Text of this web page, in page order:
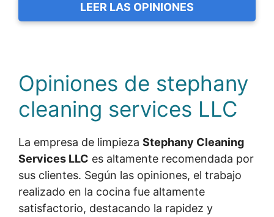
LEER LAS OPINIONES
Opiniones de stephany
cleaning services LLC
La empresa de limpieza Stephany Cleaning
Services LLC es altamente recomendada por
sus clientes. Según las opiniones, el trabajo
realizado en la cocina fue altamente
satisfactorio, destacando la rapidez y